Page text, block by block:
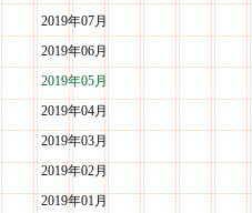
2019年07月
2019年06月
2019年05月
2019年04月
2019年03月
2019年02月
2019年01月